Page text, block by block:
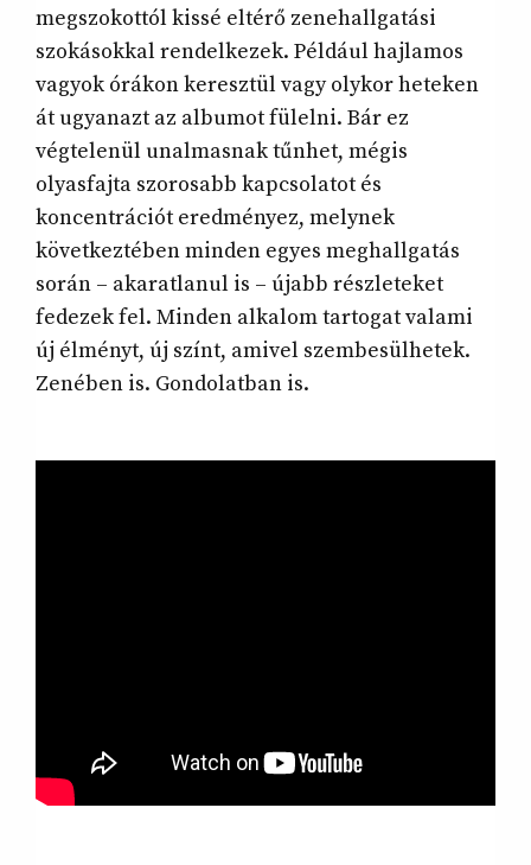
megszokottól kissé eltérő zenehallgatási
szokásokkal rendelkezek. Például hajlamos
vagyok órákon keresztül vagy olykor heteken
át ugyanazt az albumot fülelni. Bár ez
végtelenül unalmasnak tűnhet, mégis
olyasfajta szorosabb kapcsolatot és
koncentrációt eredményez, melynek
következtében minden egyes meghallgatás
során – akaratlanul is – újabb részleteket
fedezek fel. Minden alkalom tartogat valami
új élményt, új színt, amivel szembesülhetek.
Zenében is. Gondolatban is.